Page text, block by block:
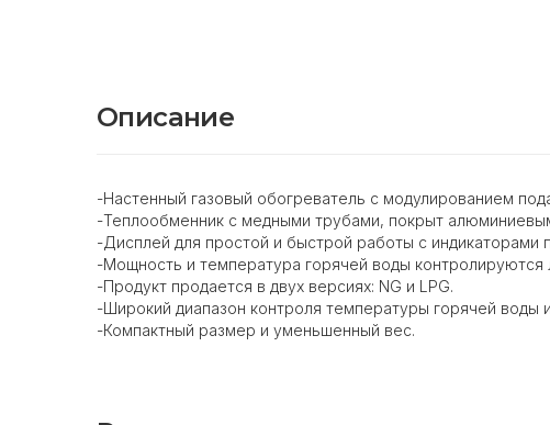
Описание
-Настенный газовый обогреватель с модулированием
-Теплообменник с медными трубами, покрыт
-Дисплей для простой и быстрой работы с индикаторами
-Мощность и температура горячей воды контролируются
-Продукт продается в двух версиях: NG и LPG.
-Широкий диапазон контроля температуры горячей воды
-Компактный размер и уменьшенный вес.